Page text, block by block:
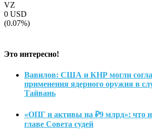
VZ
0 USD
(0.07%)
Это интересно!
Вавилов: США и КНР могли
применения ядерного оружия в
Тайвань
«ОПГ и активы на ₽9 млрд»: что
главе Совета судей